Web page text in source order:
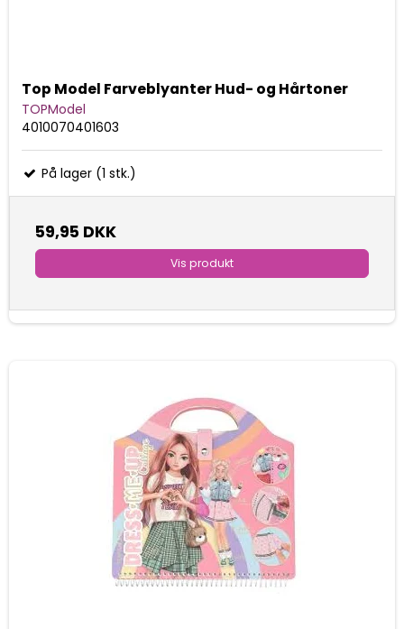
Top Model Farveblyanter Hud- og Hårtoner
TOPModel
4010070401603
På lager (1 stk.)
59,95 DKK
Vis produkt